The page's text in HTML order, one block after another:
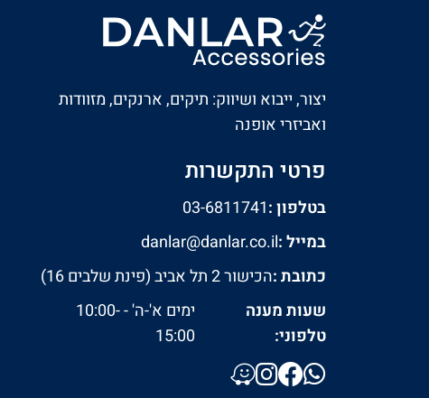
יצור, ייבוא ושיווק: תיקים, ארנקים, מזוודות
ואביזרי אופנה
פרטי התקשרות
בטלפון :03-6811741
במייל :danlar@danlar.co.il
כתובת :הכישור 2 תל אביב (פינת שלבים 16)
שעות מענה
טלפוני:
ימים א'-ה' - 10:00-
15:00